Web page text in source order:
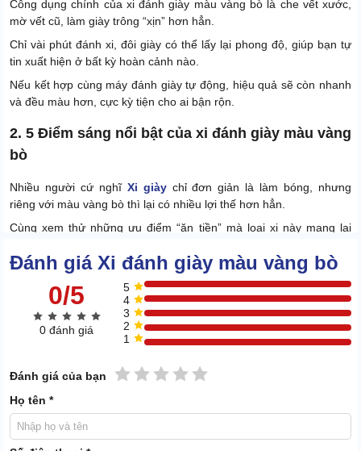
Công dụng chính của xi đánh giày màu vàng bò là che vết xước,
mờ vết cũ, làm giày trông “xịn” hơn hẳn.
Chỉ vài phút đánh xi, đôi giày có thể lấy lại phong độ, giúp bạn tự
tin xuất hiện ở bất kỳ hoàn cảnh nào.
Nếu kết hợp cùng máy đánh giày tự động, hiệu quả sẽ còn nhanh
và đều màu hơn, cực kỳ tiện cho ai bận rộn.
2. 5 Điểm sáng nổi bật của xi đánh giày màu vàng
bò
Nhiều người cứ nghĩ Xi giàychỉ đơn giản là làm bóng, nhưng
riêng với màu vàng bò thì lại có nhiều lợi thế hơn hẳn.
Cùng xem thử những ưu điểm “ăn tiền” mà loại xi này mang lại
2.1 Gam vàng bò, “chất” cho mọi phong cách
Đánh giá Xi đánh giày màu vàng bò
0/5
0 đánh giá
5
4
3
2
1
Đánh giá của bạn 5 sao
4 sao
3 sao
2 sao
1 sao
Họ tên *